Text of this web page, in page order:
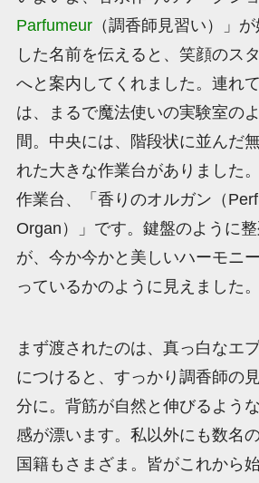
Parfumeur（調香師見習い）」
した名前を伝えると、笑顔のス
へと案内してくれました。連れ
は、まるで魔法使いの実験室の
間。中央には、階段状に並んだ
れた大きな作業台がありました
作業台、「香りのオルガン（
Organ）」です。鍵盤のように
が、今か今かと美しいハーモニ
っているかのように見えました。
まず渡されたのは、真っ白なエ
につけると、すっかり調香師の
分に。背筋が自然と伸びるよう
感が漂います。私以外にも数名
国籍もさまざま。皆がこれから